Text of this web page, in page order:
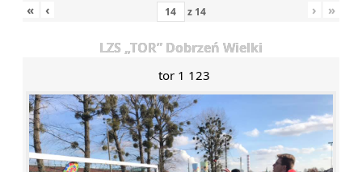
« ‹ z 14 › »
LZS „TOR” Dobrzeń Wielki
tor 1 123